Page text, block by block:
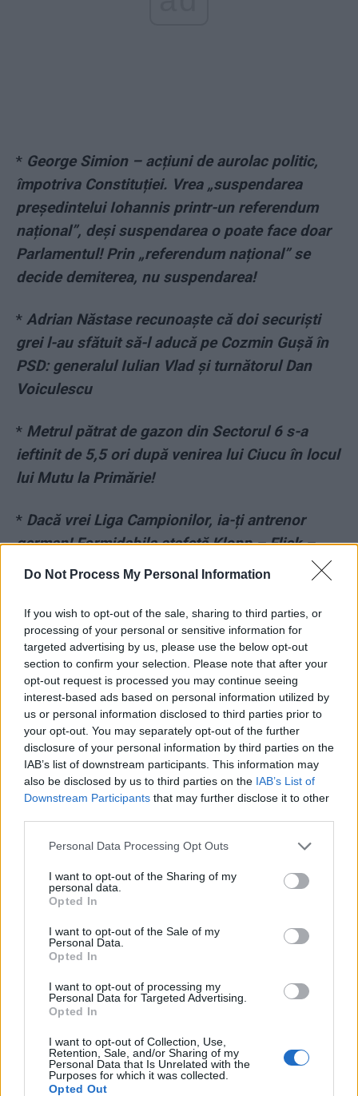
Do Not Process My Personal Information
If you wish to opt-out of the sale, sharing to third parties, or
processing of your personal or sensitive information for
targeted advertising by us, please use the below opt-out
section to confirm your selection. Please note that after your
opt-out request is processed you may continue seeing
interest-based ads based on personal information utilized by
us or personal information disclosed to third parties prior to
your opt-out. You may separately opt-out of the further
disclosure of your personal information by third parties on the
IAB’s list of downstream participants. This information may
also be disclosed by us to third parties on the IAB’s List of
Downstream Participants that may further disclose it to other
Personal Data Processing Opt Outs
I want to opt-out of the Sharing of my
personal data.
Opted In
I want to opt-out of the Sale of my
Personal Data.
Opted In
I want to opt-out of processing my
Personal Data for Targeted Advertising.
Opted In
I want to opt-out of Collection, Use,
Retention, Sale, and/or Sharing of my
Personal Data that Is Unrelated with the
Purposes for which it was collected.
Opted Out
* George Simion – acțiuni de aurolac politic,
împotriva Constituției. Vrea „suspendarea
președintelui Iohannis printr-un referendum
național”, deși suspendarea o poate face doar
Parlamentul! Prin „referendum național” se
decide demiterea, nu suspendarea!
* Adrian Năstase recunoaște că doi securiști
grei l-au sfătuit să-l aducă pe Cozmin Gușă în
PSD: generalul Iulian Vlad și turnătorul Dan
Voiculescu
* Metrul pătrat de gazon din Sectorul 6 s-a
ieftinit de 5,5 ori după venirea lui Ciucu în locul
lui Mutu la Primărie!
* Dacă vrei Liga Campionilor, ia-ți antrenor
german! Formidabila ștafetă Klopp – Flick –
Tuchel. Chelsea e noua regină a Europei
TAGS Baluta conturi false Facebook Sectorul 4 troli
Celebra Lege a Pensiilor,
impusă de PSD, a dus la
mare pensie e acum de
79.000 de lei, iar cea mai
mică – de 100
VIDEO. De 1 iunie, pe
înlătură zăpada cu autofreze
Redacţia